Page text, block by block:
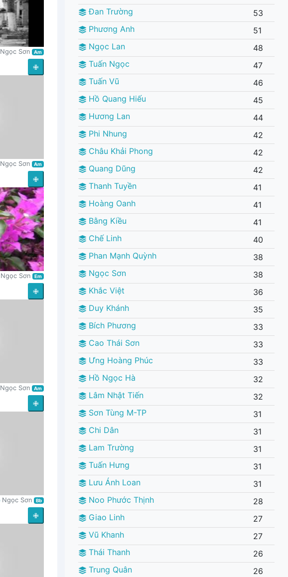
Ngọc Sơn Am
✙
Ngọc Sơn Am
✙
Ngọc Sơn Em
✙
Ngọc Sơn Am
✙
Ngọc Sơn Bb
✙
Đan Trường
53
Phương Anh
51
Ngọc Lan
48
Tuấn Ngọc
47
Tuấn Vũ
46
Hồ Quang Hiếu
45
Hương Lan
44
Phi Nhung
42
Châu Khải Phong
42
Quang Dũng
42
Thanh Tuyền
41
Hoàng Oanh
41
Bằng Kiều
41
Chế Linh
40
Phan Mạnh Quỳnh
38
Ngọc Sơn
38
Khắc Việt
36
Duy Khánh
35
Bích Phương
33
Cao Thái Sơn
33
Ưng Hoàng Phúc
33
Hồ Ngọc Hà
32
Lâm Nhật Tiến
32
Sơn Tùng M-TP
31
Chi Dân
31
Lam Trường
31
Tuấn Hưng
31
Lưu Ánh Loan
31
Noo Phước Thịnh
28
Giao Linh
27
Vũ Khanh
27
Thái Thanh
26
Trung Quân
26